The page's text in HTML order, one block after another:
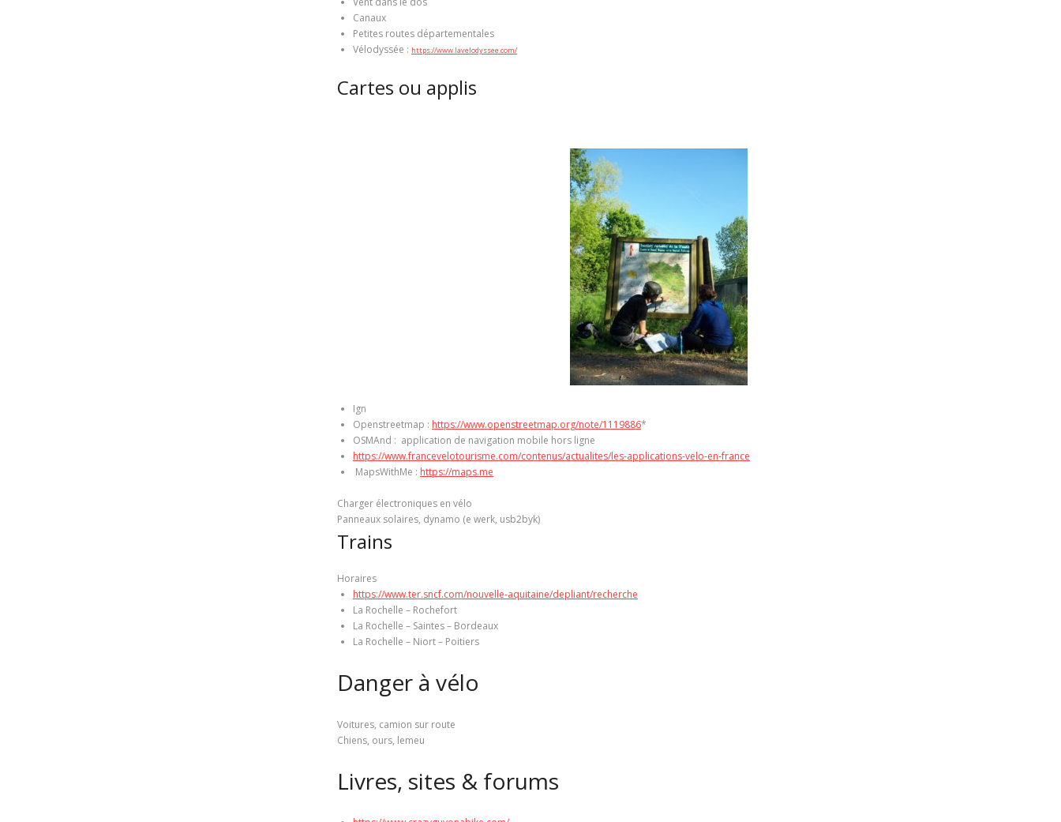
Canaux
Petites routes départementales
Vélodyssée : https://www.lavelodyssee.com/
Cartes ou applis
Ign
Openstreetmap : https://www.openstreetmap.org/note/1119886*
OSMAnd : application de navigation mobile hors ligne
https://www.francevelotourisme.com/contenus/actualites/les-applications-velo-en-france
MapsWithMe : https://maps.me
Charger électroniques en vélo
Panneaux solaires, dynamo (e werk, usb2byk)
Trains
Horaires
https://www.ter.sncf.com/nouvelle-aquitaine/depliant/recherche
La Rochelle – Rochefort
La Rochelle – Saintes – Bordeaux
La Rochelle – Niort – Poitiers
Danger à vélo
Voitures, camion sur route
Chiens, ours, lemeu
Livres, sites & forums